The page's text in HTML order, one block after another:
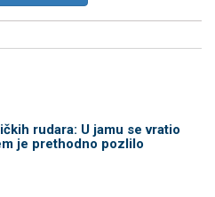
rudara: U jamu se vratio
je prethodno pozlilo